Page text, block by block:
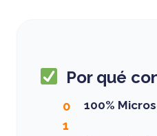
Por qué
0
1
100%